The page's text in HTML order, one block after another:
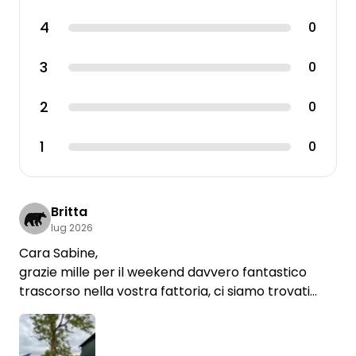
4 0
3 0
2 0
1 0
Britta
lug 2026
Cara Sabine,
grazie mille per il weekend davvero fantastico
trascorso nella vostra fattoria, ci siamo trovati
benissimo.
Siete dei padroni di casa fantastici e le piazzole da
voi sono fantastiche. A ciò si aggiunge la vostra